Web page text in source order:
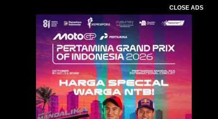
CLOSE ADS